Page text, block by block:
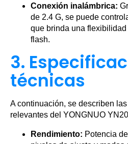
Conexión inalámbrica:
de 2.4 G, se puede
que brinda una
flash.
3.
técnicas
A continuación, se describen
relevantes del YONGNUO
Rendimiento: Potencia